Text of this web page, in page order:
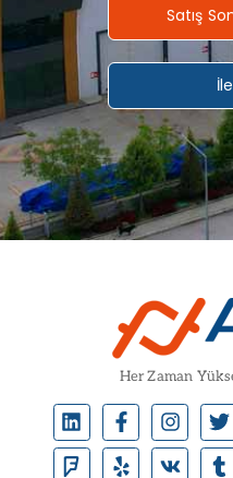
Satış
Her Zaman